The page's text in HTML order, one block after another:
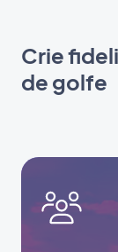
Crie
de golfe